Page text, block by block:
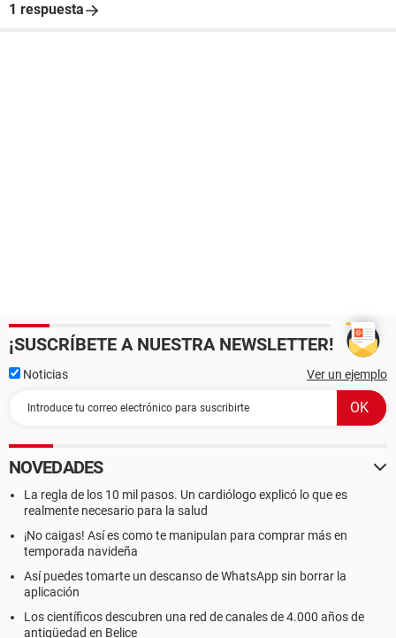
1 respuesta
¡SUSCRÍBETE A NUESTRA NEWSLETTER!
Noticias Ver un ejemplo
NOVEDADES
La regla de los 10 mil pasos. Un cardiólogo explicó lo que es
realmente necesario para la salud
¡No caigas! Así es como te manipulan para comprar más en
temporada navideña
Así puedes tomarte un descanso de WhatsApp sin borrar la
aplicación
Los científicos descubren una red de canales de 4.000 años de
antigüedad en Belice